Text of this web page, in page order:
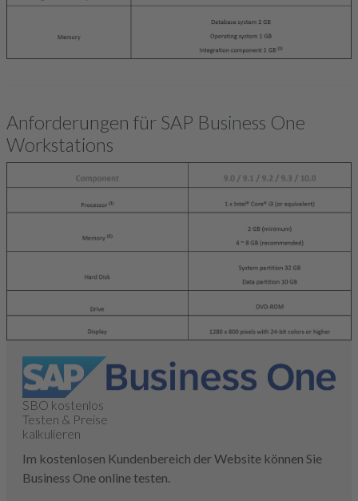
Anforderungen für SAP Business One
Workstations
SBO kostenlos
Testen & Preise
kalkulieren
Im kostenlosen Kundenbereich der Website können Sie
Business One online testen.